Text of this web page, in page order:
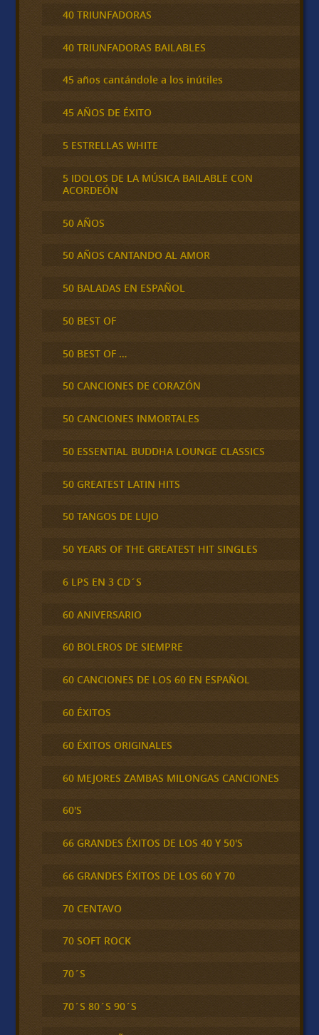
40 TRIUNFADORAS
40 TRIUNFADORAS BAILABLES
45 años cantándole a los inútiles
45 AÑOS DE ÉXITO
5 ESTRELLAS WHITE
5 IDOLOS DE LA MÚSICA BAILABLE CON
ACORDEÓN
50 AÑOS
50 AÑOS CANTANDO AL AMOR
50 BALADAS EN ESPAÑOL
50 BEST OF
50 BEST OF …
50 CANCIONES DE CORAZÓN
50 CANCIONES INMORTALES
50 ESSENTIAL BUDDHA LOUNGE CLASSICS
50 GREATEST LATIN HITS
50 TANGOS DE LUJO
50 YEARS OF THE GREATEST HIT SINGLES
6 LPS EN 3 CD´S
60 ANIVERSARIO
60 BOLEROS DE SIEMPRE
60 CANCIONES DE LOS 60 EN ESPAÑOL
60 ÉXITOS
60 ÉXITOS ORIGINALES
60 MEJORES ZAMBAS MILONGAS CANCIONES
60'S
66 GRANDES ÉXITOS DE LOS 40 Y 50'S
66 GRANDES ÉXITOS DE LOS 60 Y 70
70 CENTAVO
70 SOFT ROCK
70´S
70´S 80´S 90´S